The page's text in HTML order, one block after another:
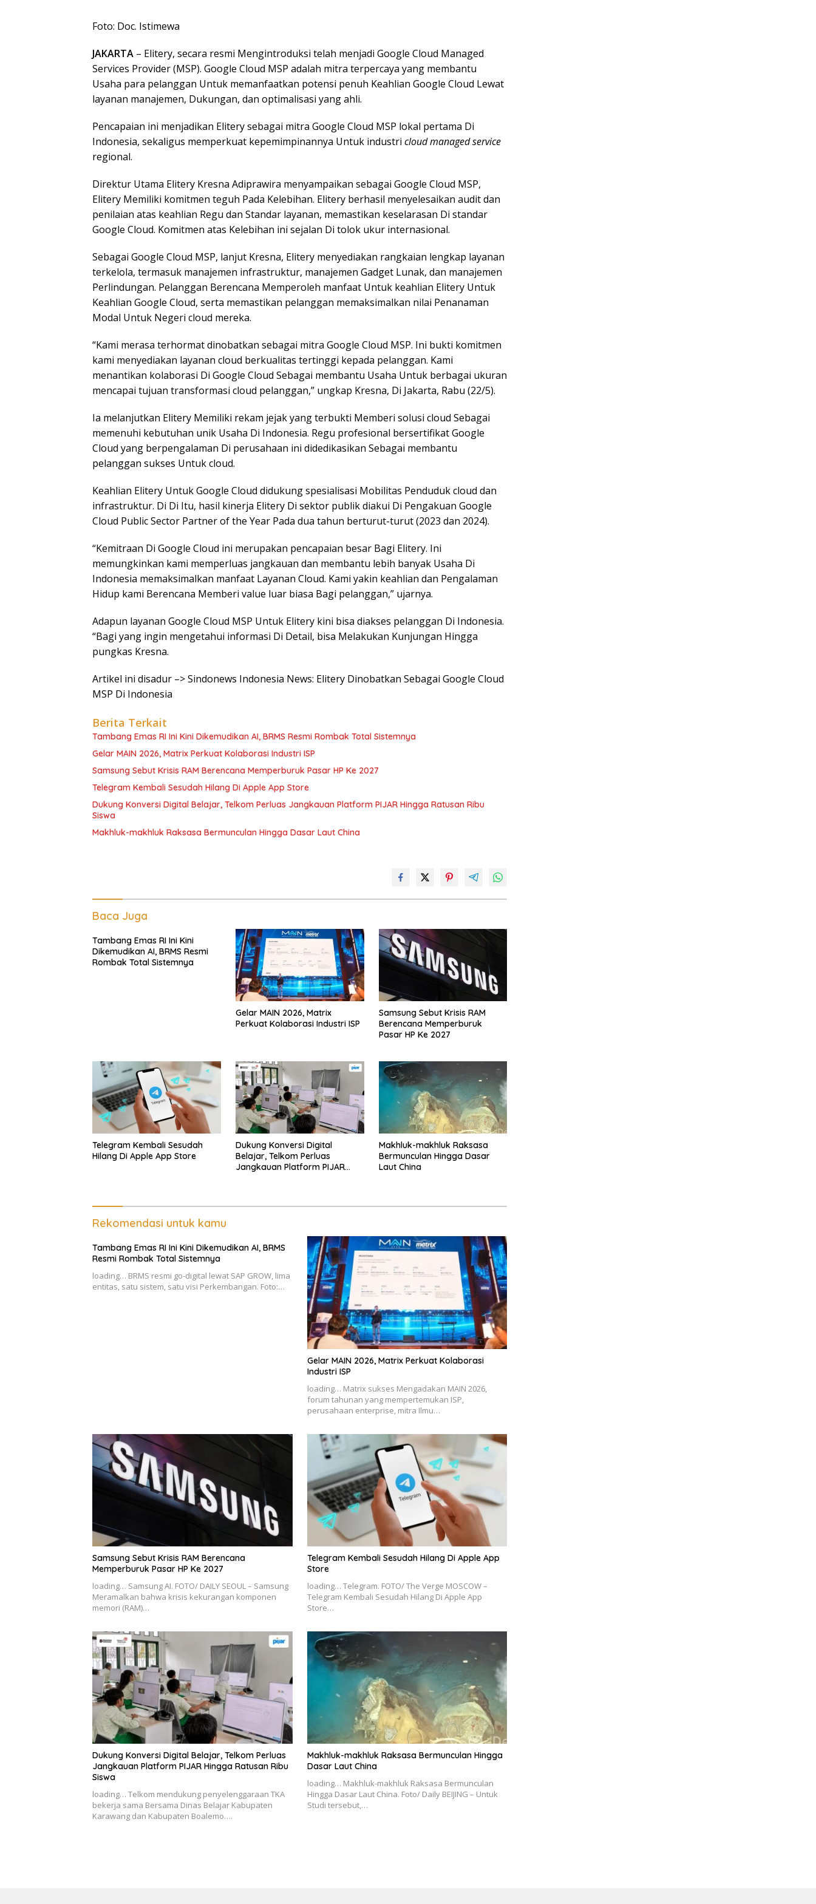
Foto: Doc. Istimewa
JAKARTA – Elitery, secara resmi Mengintroduksi telah menjadi Google Cloud Managed
Services Provider (MSP). Google Cloud MSP adalah mitra terpercaya yang membantu
Usaha para pelanggan Untuk memanfaatkan potensi penuh Keahlian Google Cloud Lewat
layanan manajemen, Dukungan, dan optimalisasi yang ahli.
Pencapaian ini menjadikan Elitery sebagai mitra Google Cloud MSP lokal pertama Di
Indonesia, sekaligus memperkuat kepemimpinannya Untuk industri cloud managed service
regional.
Direktur Utama Elitery Kresna Adiprawira menyampaikan sebagai Google Cloud MSP,
Elitery Memiliki komitmen teguh Pada Kelebihan. Elitery berhasil menyelesaikan audit dan
penilaian atas keahlian Regu dan Standar layanan, memastikan keselarasan Di standar
Google Cloud. Komitmen atas Kelebihan ini sejalan Di tolok ukur internasional.
Sebagai Google Cloud MSP, lanjut Kresna, Elitery menyediakan rangkaian lengkap layanan
terkelola, termasuk manajemen infrastruktur, manajemen Gadget Lunak, dan manajemen
Perlindungan. Pelanggan Berencana Memperoleh manfaat Untuk keahlian Elitery Untuk
Keahlian Google Cloud, serta memastikan pelanggan memaksimalkan nilai Penanaman
Modal Untuk Negeri cloud mereka.
“Kami merasa terhormat dinobatkan sebagai mitra Google Cloud MSP. Ini bukti komitmen
kami menyediakan layanan cloud berkualitas tertinggi kepada pelanggan. Kami
menantikan kolaborasi Di Google Cloud Sebagai membantu Usaha Untuk berbagai ukuran
mencapai tujuan transformasi cloud pelanggan,” ungkap Kresna, Di Jakarta, Rabu (22/5).
Ia melanjutkan Elitery Memiliki rekam jejak yang terbukti Memberi solusi cloud Sebagai
memenuhi kebutuhan unik Usaha Di Indonesia. Regu profesional bersertifikat Google
Cloud yang berpengalaman Di perusahaan ini didedikasikan Sebagai membantu
pelanggan sukses Untuk cloud.
Keahlian Elitery Untuk Google Cloud didukung spesialisasi Mobilitas Penduduk cloud dan
infrastruktur. Di Di Itu, hasil kinerja Elitery Di sektor publik diakui Di Pengakuan Google
Cloud Public Sector Partner of the Year Pada dua tahun berturut-turut (2023 dan 2024).
“Kemitraan Di Google Cloud ini merupakan pencapaian besar Bagi Elitery. Ini
memungkinkan kami memperluas jangkauan dan membantu lebih banyak Usaha Di
Indonesia memaksimalkan manfaat Layanan Cloud. Kami yakin keahlian dan Pengalaman
Hidup kami Berencana Memberi value luar biasa Bagi pelanggan,” ujarnya.
Adapun layanan Google Cloud MSP Untuk Elitery kini bisa diakses pelanggan Di Indonesia.
“Bagi yang ingin mengetahui informasi Di Detail, bisa Melakukan Kunjungan Hingga
pungkas Kresna.
Artikel ini disadur –> Sindonews Indonesia News: Elitery Dinobatkan Sebagai Google Cloud
MSP Di Indonesia
Berita Terkait
Tambang Emas RI Ini Kini Dikemudikan AI, BRMS Resmi Rombak Total Sistemnya
Gelar MAIN 2026, Matrix Perkuat Kolaborasi Industri ISP
Samsung Sebut Krisis RAM Berencana Memperburuk Pasar HP Ke 2027
Telegram Kembali Sesudah Hilang Di Apple App Store
Dukung Konversi Digital Belajar, Telkom Perluas Jangkauan Platform PIJAR Hingga Ratusan Ribu
Siswa
Makhluk-makhluk Raksasa Bermunculan Hingga Dasar Laut China
Baca Juga
Tambang Emas RI Ini Kini
Dikemudikan AI, BRMS Resmi
Rombak Total Sistemnya
Gelar MAIN 2026, Matrix
Perkuat Kolaborasi Industri ISP
Samsung Sebut Krisis RAM
Berencana Memperburuk
Pasar HP Ke 2027
Telegram Kembali Sesudah
Hilang Di Apple App Store
Dukung Konversi Digital
Belajar, Telkom Perluas
Jangkauan Platform PIJAR
Makhluk-makhluk Raksasa
Bermunculan Hingga Dasar
Laut China
Rekomendasi untuk kamu
Tambang Emas RI Ini Kini Dikemudikan AI, BRMS
Resmi Rombak Total Sistemnya
loading… BRMS resmi go-digital lewat SAP GROW, lima
entitas, satu sistem, satu visi Perkembangan. Foto:…
Gelar MAIN 2026, Matrix Perkuat Kolaborasi
Industri ISP
loading… Matrix sukses Mengadakan MAIN 2026,
forum tahunan yang mempertemukan ISP,
perusahaan enterprise, mitra Ilmu…
Samsung Sebut Krisis RAM Berencana
Memperburuk Pasar HP Ke 2027
loading… Samsung AI. FOTO/ DAILY SEOUL – Samsung
Meramalkan bahwa krisis kekurangan komponen
memori (RAM)…
Telegram Kembali Sesudah Hilang Di Apple App
Store
loading… Telegram. FOTO/ The Verge MOSCOW –
Telegram Kembali Sesudah Hilang Di Apple App
Store…
Dukung Konversi Digital Belajar, Telkom Perluas
Jangkauan Platform PIJAR Hingga Ratusan Ribu
Siswa
loading… Telkom mendukung penyelenggaraan TKA
bekerja sama Bersama Dinas Belajar Kabupaten
Karawang dan Kabupaten Boalemo….
Makhluk-makhluk Raksasa Bermunculan Hingga
Dasar Laut China
loading… Makhluk-makhluk Raksasa Bermunculan
Hingga Dasar Laut China. Foto/ Daily BEIJING – Untuk
Studi tersebut,…